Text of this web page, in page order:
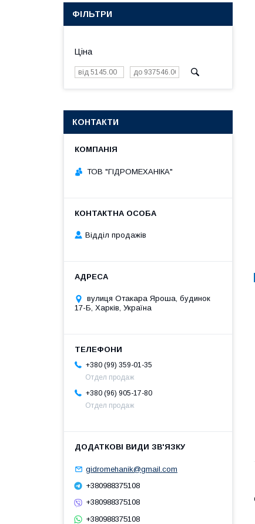
ФІЛЬТРИ
Ціна
КОНТАКТИ
ТОВ "ГІДРОМЕХАНІКА"
Відділ продажів
вулиця Отакара Яроша, будинок
17-Б, Харків, Україна
+380 (99) 359-01-35
Отдел продаж
+380 (96) 905-17-80
Отдел продаж
gidromehanik@gmail.com
+380988375108
+380988375108
+380988375108